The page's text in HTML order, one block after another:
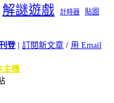
解謎遊戲 計時器
貼圖
登| 訂閱新文章 / 用 Email
主機